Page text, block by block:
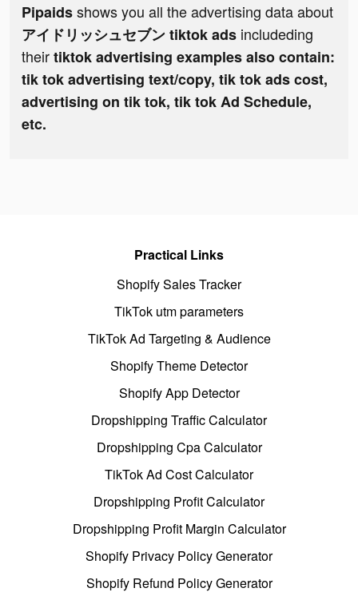
Pipaidsshows you all the advertising data about
アイドリッシュセブン tiktok ads includeding
theirtiktok advertising examples also contain:
tik tok advertising text/copy, tik tok ads cost,
advertising on tik tok, tik tok Ad Schedule,
etc.
Practical Links
Shopify Sales Tracker
TikTok utm parameters
TikTok Ad Targeting & Audience
Shopify Theme Detector
Shopify App Detector
Dropshipping Traffic Calculator
Dropshipping Cpa Calculator
TikTok Ad Cost Calculator
Dropshipping Profit Calculator
Dropshipping Profit Margin Calculator
Shopify Privacy Policy Generator
Shopify Refund Policy Generator